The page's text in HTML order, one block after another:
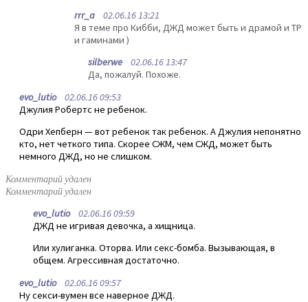
rrr_a 02.06.16 13:21
Я в теме про Кибби, ДЖД может быть и драмой и ТР
и гаминами )
silberwe 02.06.16 13:47
Да, пожалуй. Похоже.
evo_lutio02.06.16 09:53
Джулия Робертс не ребенок.
Одри Хепберн — вот ребенок так ребенок. А Джулия непонятно
кто, нет четкого типа. Скорее СЖМ, чем СЖД, может быть
немного ДЖД, но не слишком.
Комментарий удален
Комментарий удален
evo_lutio02.06.16 09:59
ДЖД не игривая девочка, а хищница.
Или хулиганка. Оторва. Или секс-бомба. Вызывающая, в
общем. Агрессивная достаточно.
evo_lutio02.06.16 09:57
Ну секси-вумен все наверное ДЖД.